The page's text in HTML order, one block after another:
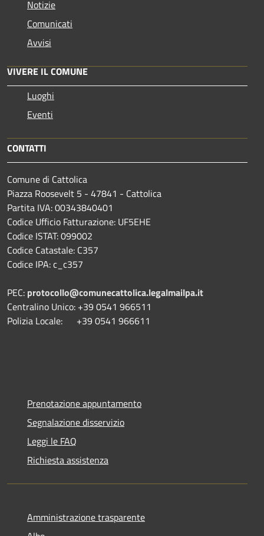
Notizie
Comunicati
Avvisi
VIVERE IL COMUNE
Luoghi
Eventi
CONTATTI
Comune di Cattolica
Piazza Roosevelt 5 - 47841 - Cattolica
Partita IVA: 00343840401
Codice Ufficio Fatturazione: UF5EHE
Codice ISTAT: 099002
Codice Catastale: C357
Codice IPA: c_c357
PEC: protocollo@comunecattolica.legalmailpa.it
Centralino Unico: +39 0541 966511
Polizia Locale: +39 0541 966611
Prenotazione appuntamento
Segnalazione disservizio
Leggi le FAQ
Richiesta assistenza
Amministrazione trasparente